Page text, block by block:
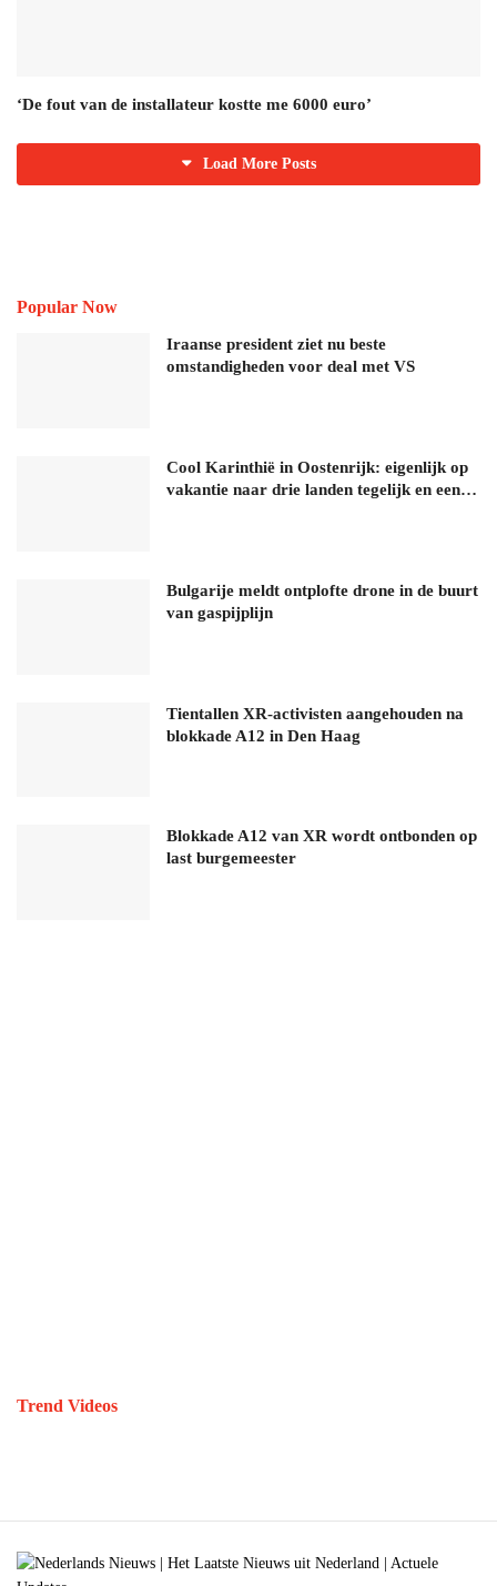
‘De fout van de installateur kostte me 6000 euro’
Load More Posts
Popular Now
Iraanse president ziet nu beste
omstandigheden voor deal met VS
Cool Karinthië in Oostenrijk: eigenlijk op
vakantie naar drie landen tegelijk en een…
Bulgarije meldt ontplofte drone in de buurt
van gaspijplijn
Tientallen XR-activisten aangehouden na
blokkade A12 in Den Haag
Blokkade A12 van XR wordt ontbonden op
last burgemeester
Trend Videos